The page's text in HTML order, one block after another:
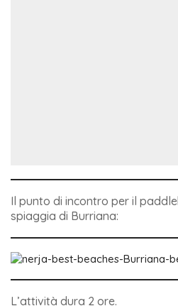
Il punto di incontro per il
spiaggia di Burriana:
L’attività dura 2 ore.